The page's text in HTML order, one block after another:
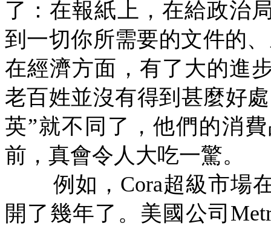
了：在報紙上，在給政治
到一切你所需要的文件的
在經濟方面，有了大的進
老百姓並沒有得到甚麼好
英”就不同了，他們的消
前，真會令人大吃一驚。
例如， Cora超級市場
開了幾年了。美國公司